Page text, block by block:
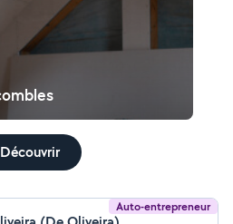
Découvrir
Auto-entrepreneur